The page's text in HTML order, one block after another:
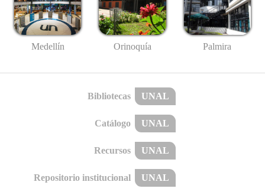
Medellín Orinoquía Palmira
Bibliotecas UNAL
Catálogo UNAL
Recursos UNAL
Repositorio institucional UNAL